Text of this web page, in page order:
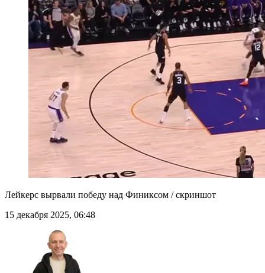
Лейкерс вырвали победу над Финиксом / скриншот
15 декабря 2025, 06:48